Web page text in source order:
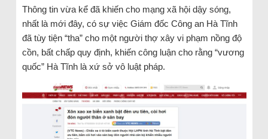
Thông tin vừa kể đã khiến cho mạng xã hội dậy sóng,
nhất là mới đây, có sự việc Giám đốc Công an Hà Tĩnh
đã tùy tiện “tha” cho một người thợ xây vi phạm nồng độ
cồn, bất chấp quy định, khiến công luận cho rằng “vương
quốc” Hà Tĩnh là xứ sở vô luật pháp.